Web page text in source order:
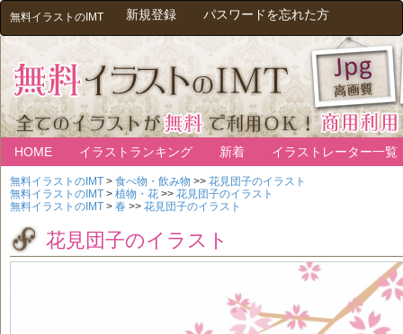
無料イラストのIMT 新規登録 パスワードを忘れた方
HOME イラストランキング 新着 イラストレーター一覧
無料イラストのIMT > 食べ物・飲み物 >> 花見団子のイラスト
無料イラストのIMT > 植物・花 >> 花見団子のイラスト
無料イラストのIMT > 春 >> 花見団子のイラスト
花見団子のイラスト